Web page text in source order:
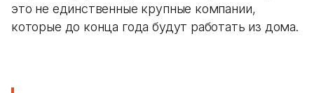
это не единственные крупные компании,
которые до конца года будут работать из дома.